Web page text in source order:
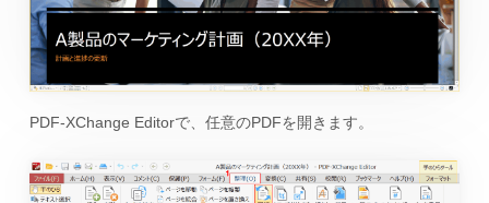
PDF-XChange Editorで、任意のPDFを開きます。